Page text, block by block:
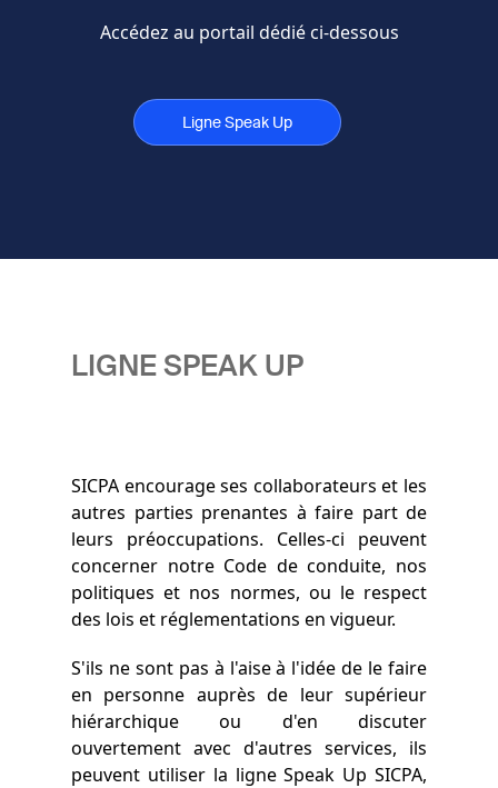
Accédez au portail dédié ci-dessous
Ligne Speak Up
LIGNE SPEAK UP
SICPA encourage ses collaborateurs et les
autres parties prenantes à faire part de
leurs préoccupations. Celles-ci peuvent
concerner notre Code de conduite, nos
politiques et nos normes, ou le respect
des lois et réglementations en vigueur.
S'ils ne sont pas à l'aise à l'idée de le faire
en personne auprès de leur supérieur
hiérarchique ou d'en discuter
ouvertement avec d'autres services, ils
peuvent utiliser la ligne Speak Up SICPA,